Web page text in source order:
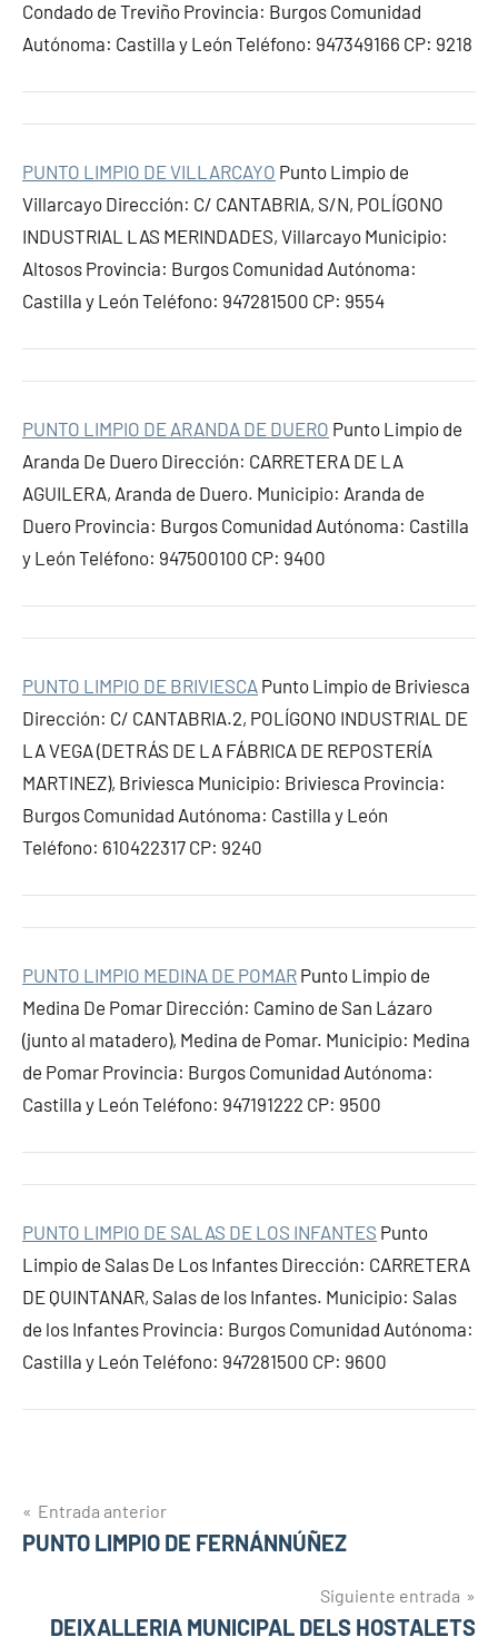
Condado de Treviño Provincia: Burgos Comunidad
Autónoma: Castilla y León Teléfono: 947349166 CP: 9218
PUNTO LIMPIO DE VILLARCAYO Punto Limpio de
Villarcayo Dirección: C/ CANTABRIA, S/N, POLÍGONO
INDUSTRIAL LAS MERINDADES, Villarcayo Municipio:
Altosos Provincia: Burgos Comunidad Autónoma:
Castilla y León Teléfono: 947281500 CP: 9554
PUNTO LIMPIO DE ARANDA DE DUERO Punto Limpio de
Aranda De Duero Dirección: CARRETERA DE LA
AGUILERA, Aranda de Duero. Municipio: Aranda de
Duero Provincia: Burgos Comunidad Autónoma: Castilla
y León Teléfono: 947500100 CP: 9400
PUNTO LIMPIO DE BRIVIESCA Punto Limpio de Briviesca
Dirección: C/ CANTABRIA.2, POLÍGONO INDUSTRIAL DE
LA VEGA (DETRÁS DE LA FÁBRICA DE REPOSTERÍA
MARTINEZ), Briviesca Municipio: Briviesca Provincia:
Burgos Comunidad Autónoma: Castilla y León
Teléfono: 610422317 CP: 9240
PUNTO LIMPIO MEDINA DE POMAR Punto Limpio de
Medina De Pomar Dirección: Camino de San Lázaro
(junto al matadero), Medina de Pomar. Municipio: Medina
de Pomar Provincia: Burgos Comunidad Autónoma:
Castilla y León Teléfono: 947191222 CP: 9500
PUNTO LIMPIO DE SALAS DE LOS INFANTES Punto
Limpio de Salas De Los Infantes Dirección: CARRETERA
DE QUINTANAR, Salas de los Infantes. Municipio: Salas
de los Infantes Provincia: Burgos Comunidad Autónoma:
Castilla y León Teléfono: 947281500 CP: 9600
Navegación
de
Entrada anterior
PUNTO LIMPIO DE FERNÁNNÚÑEZ
Siguiente entrada
DEIXALLERIA MUNICIPAL DELS HOSTALETS